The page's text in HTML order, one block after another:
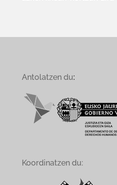
Antolatzen du:
Koordinatzen du: